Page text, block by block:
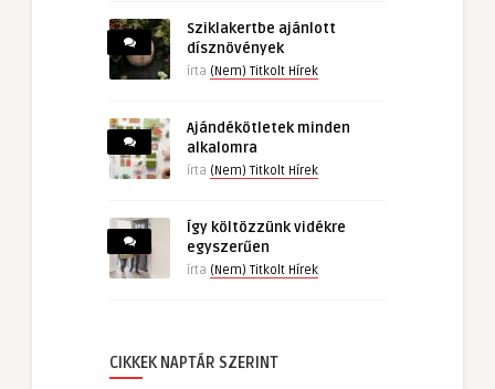
Sziklakertbe ajánlott
dísznövények
írta (Nem) Titkolt Hírek
Ajándékötletek minden
alkalomra
írta (Nem) Titkolt Hírek
Így költözzünk vidékre
egyszerűen
írta (Nem) Titkolt Hírek
CIKKEK NAPTÁR SZERINT